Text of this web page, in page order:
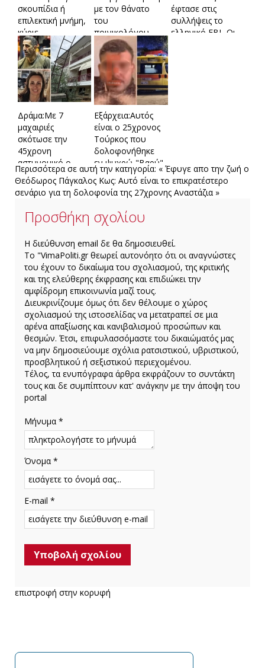
σκουπίδια ή
επιλεκτική μνήμη,
κύριε
Μπακογιάννη;
με τον θάνατο
του
ποινικολόγου-
Κατέληξε μετά
από πολλαπλά
χτυπήματα στο
κεφάλι
έφτασε στις
συλλήψεις το
ελληνικό FBI -Οι
Δράμα:Με 7
μαχαιριές
σκότωσε την
45χρονη
αστυνομικό ο
σύζυγός της -Τι
έδειξε η
ιατροδικαστική
Εξάρχεια:Αυτός
είναι ο 25χρονος
Τούρκος που
δολοφονήθηκε
εν ψυχρώ-"Βαρύ"
το παρελθόν του
Περισσότερα σε αυτή την κατηγορία: « Έφυγε απο την ζωή ο
Θεόδωρος Πάγκαλος Κως: Αυτό είναι το επικρατέστερο
σενάριο για τη δολοφονία της 27χρονης Αναστάζια »
Προσθήκη σχολίου
H διεύθυνση email δε θα δημοσιευθεί.
Το "VimaPoliti.gr θεωρεί αυτονόητο ότι οι αναγνώστες
του έχουν το δικαίωμα του σχολιασμού, της κριτικής
και της ελεύθερης έκφρασης και επιδιώκει την
αμφίδρομη επικοινωνία μαζί τους.
Διευκρινίζουμε όμως ότι δεν θέλουμε ο χώρος
σχολιασμού της ιστοσελίδας να μετατραπεί σε μια
αρένα απαξίωσης και κανιβαλισμού προσώπων και
θεσμών. Έτσι, επιφυλασσόμαστε του δικαιώματός μας
να μην δημοσιεύουμε σχόλια ρατσιστικού, υβριστικού,
προσβλητικού ή σεξιστικού περιεχομένου.
Τέλος, τα ενυπόγραφα άρθρα εκφράζουν το συντάκτη
τους και δε συμπίπτουν κατ' ανάγκην με την άποψη του
portal
Μήνυμα *
Όνομα *
E-mail *
επιστροφή στην κορυφή